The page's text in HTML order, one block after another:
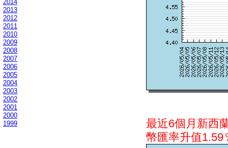
2014
2013
2012
2011
2010
2009
2008
2007
2006
2005
2004
2003
2002
2001
2000
1999
最近6個月新西
幣匯率升值1.59